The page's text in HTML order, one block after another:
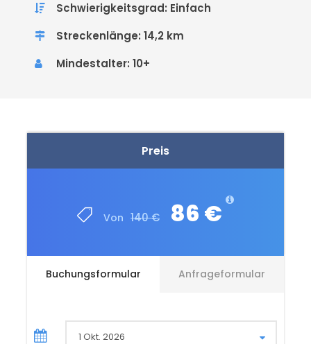
Preis
Von 140 € 86 €
Buchungsformular Anfrageformular
Schwierigkeitsgrad: Einfach
Streckenlänge: 14,2 km
Mindestalter: 10+